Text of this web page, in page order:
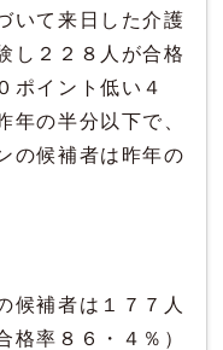
いて来日した介護
し２２８人が合格
ポイント低い４
年の半分以下で、
の候補者は昨年の
候補者は１７７人
格率８６・４％）